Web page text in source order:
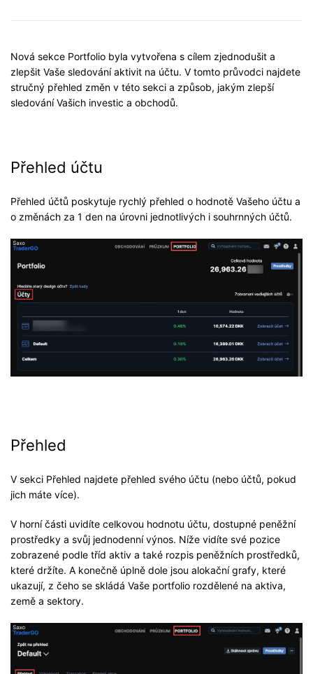
Nová sekce Portfolio byla vytvořena s cílem zjednodušit a
zlepšit Vaše sledování aktivit na účtu. V tomto průvodci najdete
stručný přehled změn v této sekci a způsob, jakým zlepší
sledování Vašich investic a obchodů.
Přehled účtu
Přehled účtů poskytuje rychlý přehled o hodnotě Vašeho účtu a
o změnách za 1 den na úrovni jednotlivých i souhrnných účtů.
Přehled
V sekci Přehled najdete přehled svého účtu (nebo účtů, pokud
jich máte více).
V horní části uvidíte celkovou hodnotu účtu, dostupné peněžní
prostředky a svůj jednodenní výnos. Níže vidíte své pozice
zobrazené podle tříd aktiv a také rozpis peněžních prostředků,
které držíte. A konečně úplně dole jsou alokační grafy, které
ukazují, z čeho se skládá Vaše portfolio rozdělené na aktiva,
země a sektory.